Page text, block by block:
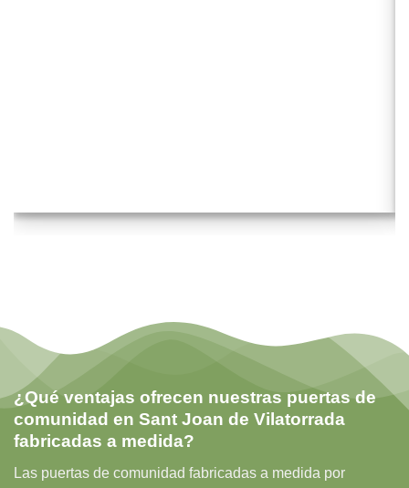
¿Qué ventajas ofrecen nuestras puertas de
comunidad en Sant Joan de Vilatorrada
fabricadas a medida?
Las puertas de comunidad fabricadas a medida por